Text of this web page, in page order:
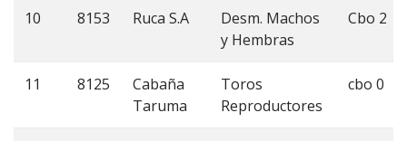
10 8153 Ruca S.A
Desm. Machos
y Hembras
Cbo 2
11 8125
Cabaña
Taruma
Toros
Reproductores
cbo 0